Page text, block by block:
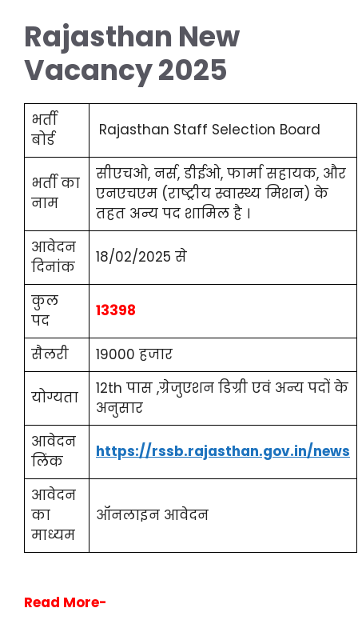
Rajasthan New
Vacancy 2025
भर्ती
बोर्ड
Rajasthan Staff Selection Board
भर्ती का
नाम
सीएचओ, नर्स, डीईओ, फार्मा सहायक, और
एनएचएम (राष्ट्रीय स्वास्थ्य मिशन) के
तहत अन्य पद शामिल है ।
आवेदन
दिनांक
18/02/2025 से
कुल
पद
13398
सैलरी 19000 हजार
योग्यता
12th पास ,ग्रेजुएशन डिग्री एवं अन्य पदों के
अनुसार
आवेदन
लिंक
https://rssb.rajasthan.gov.in/news
आवेदन
का
माध्यम
ऑनलाइन आवेदन
Read More-